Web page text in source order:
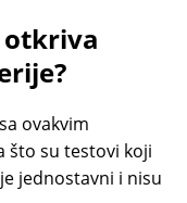
otkriva
ovakvim
što su testovi koji
jednostavni i nisu